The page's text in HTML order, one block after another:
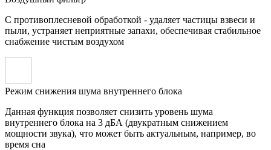
С противоплесневой обработкой - удаляет частицы взвеси и
пыли, устраняет неприятные запахи, обеспечивая стабильное
снабжение чистым воздухом
Режим снижения шума внутреннего блока
Данная функция позволяет снизить уровень шума
внутреннего блока на 3 дБА (двукратным снижением
мощности звука), что может быть актуальным, например, во
время сна